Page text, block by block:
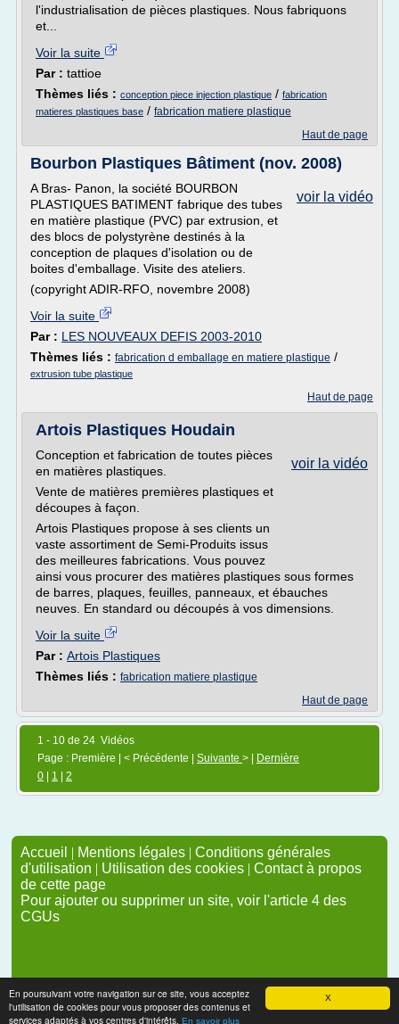
X
En poursuivant votre navigation sur ce site, vous acceptez
l'utilisation de cookies pour vous proposer des contenus et
services adaptés à vos centres d'intérêts. En savoir plus
l'industrialisation de pièces plastiques. Nous fabriquons
et...
Voir la suite
Par : tattioe
Thèmes liés : conception piece injection plastique / fabrication
matieres plastiques base / fabrication matiere plastique
Haut de page
Bourbon Plastiques Bâtiment (nov. 2008)
voir la vidéo
A Bras- Panon, la société BOURBON
PLASTIQUES BATIMENT fabrique des tubes
en matière plastique (PVC) par extrusion, et
des blocs de polystyrène destinés à la
conception de plaques d'isolation ou de
boites d'emballage. Visite des ateliers.
(copyright ADIR-RFO, novembre 2008)
Voir la suite
Par : LES NOUVEAUX DEFIS 2003-2010
Thèmes liés : fabrication d emballage en matiere plastique /
extrusion tube plastique
Haut de page
Artois Plastiques Houdain
voir la vidéo
Conception et fabrication de toutes pièces
en matières plastiques.
Vente de matières premières plastiques et
découpes à façon.
Artois Plastiques propose à ses clients un
vaste assortiment de Semi-Produits issus
des meilleures fabrications. Vous pouvez
ainsi vous procurer des matières plastiques sous formes
de barres, plaques, feuilles, panneaux, et ébauches
neuves. En standard ou découpés à vos dimensions.
Voir la suite
Par : Artois Plastiques
Thèmes liés : fabrication matiere plastique
Haut de page
1 - 10 de 24 Vidéos
Page : Première | < Précédente | Suivante > |
Dernière
0
1 2
Accueil | Mentions légales | Conditions générales
d'utilisation | Utilisation des cookies | Contact à propos
de cette page
Pour ajouter ou supprimer un site, voir l'article 4 des
CGUs